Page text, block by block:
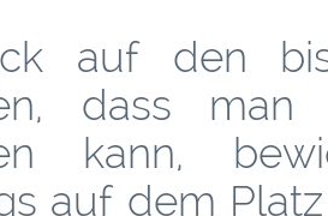
auf den
dass
kann,
auf dem